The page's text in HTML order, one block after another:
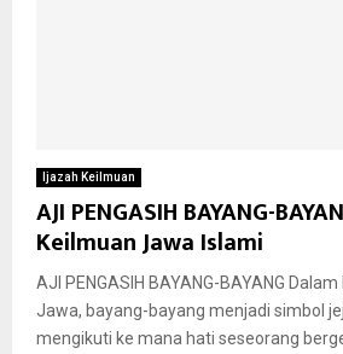
Ijazah Keilmuan
AJI PENGASIH BAYANG-
Keilmuan Jawa Islami
AJI PENGASIH BAYANG-BAYANG
Jawa, bayang-bayang menjadi simbol
mengikuti ke mana hati seseorang